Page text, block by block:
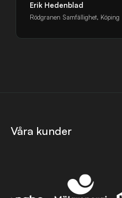
Erik Hedenblad
Rödgranen Samfällighet, Köping
Våra kunder